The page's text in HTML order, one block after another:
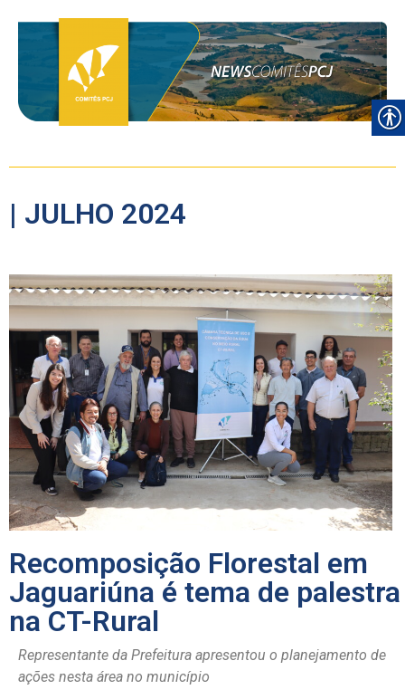
| JULHO 2024
Recomposição Florestal em
Jaguariúna é tema de palestra
na CT-Rural
Representante da Prefeitura apresentou o planejamento de
ações nesta área no município